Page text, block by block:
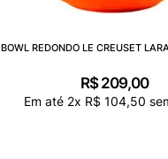
BOWL REDONDO LE CREUSET
R$ 209,00
Em até 2x R$ 104,50